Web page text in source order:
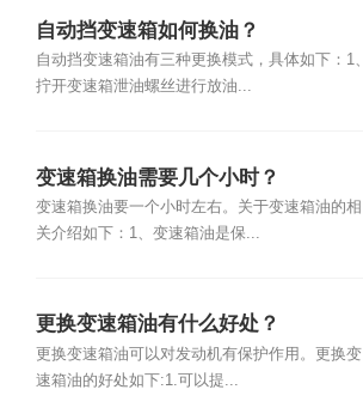
自动挡变速箱如何换油？
自动挡变速箱油有三种更换模式，具体如下：1、
拧开变速箱泄油螺丝进行放油...
变速箱换油需要几个小时？
变速箱换油要一个小时左右。关于变速箱油的相
关介绍如下：1、变速箱油是保...
更换变速箱油有什么好处？
更换变速箱油可以对发动机有保护作用。更换变
速箱油的好处如下:1.可以提...